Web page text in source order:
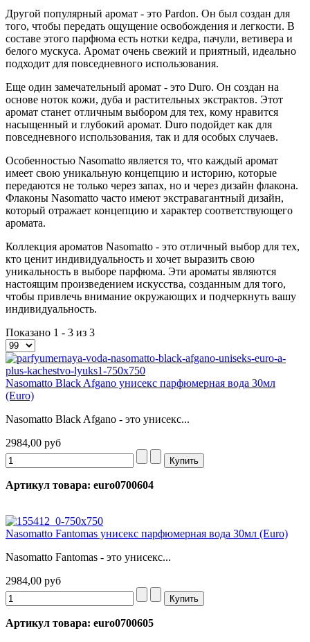
Другой популярный аромат - это Pardon. Он был создан для
того, чтобы передать ощущение освобождения и легкости. В
составе этого парфюма есть нотки кедра, пачули, ветивера и
белого мускуса. Аромат очень свежий и приятный, идеально
подходит для повседневного использования.
Еще один замечательный аромат - это Duro. Он создан на
основе ноток кожи, дуба и растительных экстрактов. Этот
аромат станет отличным выбором для тех, кому нравится
насыщенный и глубокий аромат. Duro подойдет как для
повседневного использования, так и для особых случаев.
Особенностью Nasomatto является то, что каждый аромат
имеет свою уникальную концепцию и историю, которые
передаются не только через запах, но и через дизайн флакона.
Флаконы Nasomatto часто имеют экстравагантный дизайн,
который отражает концепцию и характер соответствующего
аромата.
Коллекция ароматов Nasomatto - это отличный выбор для тех,
кто ценит индивидуальность и хочет выразить свою
уникальность в выборе парфюма. Эти ароматы являются
настоящим произведением искусства, созданным для того,
чтобы привлечь внимание окружающих и подчеркнуть вашу
индивидуальность.
Показано 1 - 3 из 3
Nasomatto Black Afgano унисекс парфюмерная вода 30мл
(Euro)
Nasomatto Black Afgano - это унисекс...
2984,00 руб
Артикул товара: euro0700604
Nasomatto Fantomas унисекс парфюмерная вода 30мл (Euro)
Nasomatto Fantomas - это унисекс...
2984,00 руб
Артикул товара: euro0700605